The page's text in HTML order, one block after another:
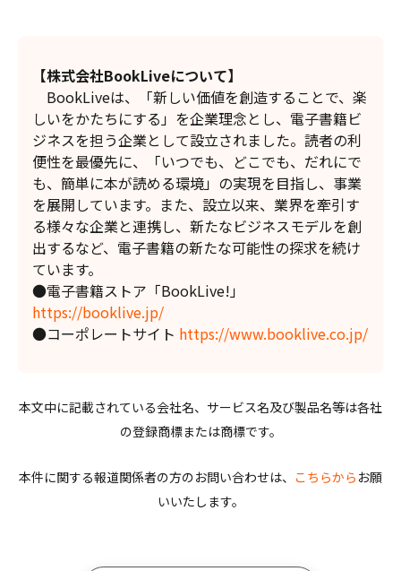
【株式会社BookLiveについて】
BookLiveは、「新しい価値を創造することで、楽
しいをかたちにする」を企業理念とし、電子書籍ビ
ジネスを担う企業として設立されました。読者の利
便性を最優先に、「いつでも、どこでも、だれにで
も、簡単に本が読める環境」の実現を目指し、事業
を展開しています。また、設立以来、業界を牽引す
る様々な企業と連携し、新たなビジネスモデルを創
出するなど、電子書籍の新たな可能性の探求を続け
ています。
●電子書籍ストア「BookLive!」
https://booklive.jp/
●コーポレートサイト https://www.booklive.co.jp/
本文中に記載されている会社名、サービス名及び製品名等は各社
の登録商標または商標です。
本件に関する報道関係者の方のお問い合わせは、 こちらから お願
いいたします。